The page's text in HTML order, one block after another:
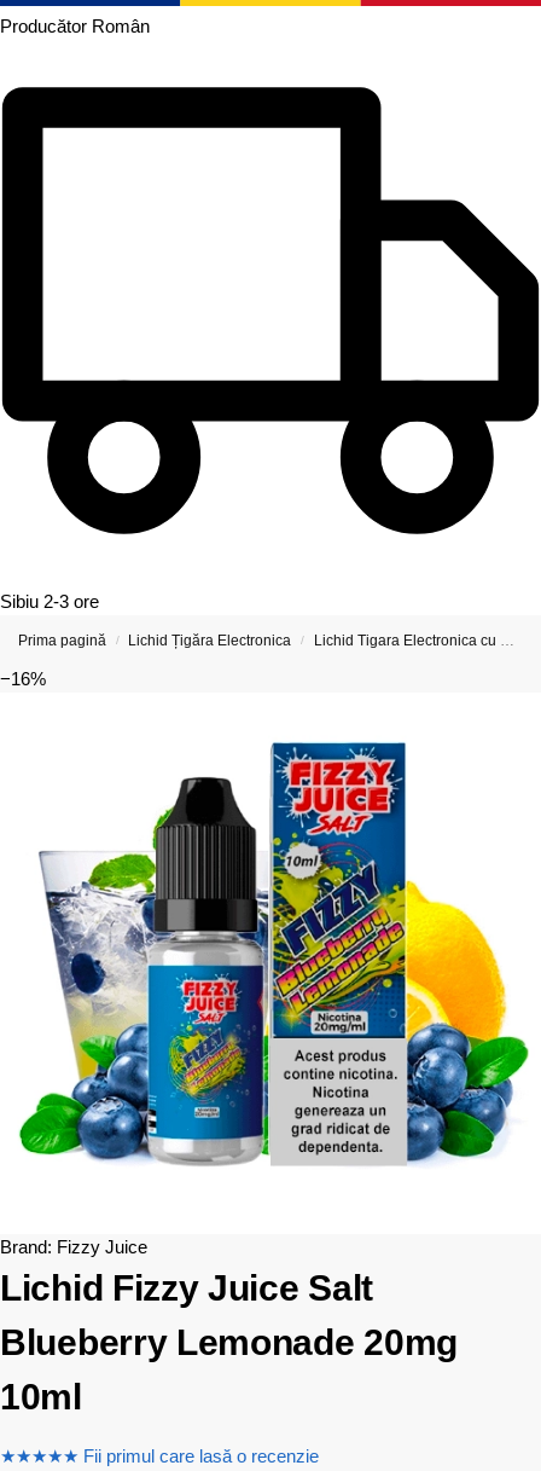
Producător Român
Sibiu 2-3 ore
Prima pagină / Lichid Țigăra Electronica / Lichid Tigara Electronica cu Nicotina
−16%
Brand: Fizzy Juice
Lichid Fizzy Juice Salt
Blueberry Lemonade 20mg
10ml
★★★★★ Fii primul care lasă o recenzie